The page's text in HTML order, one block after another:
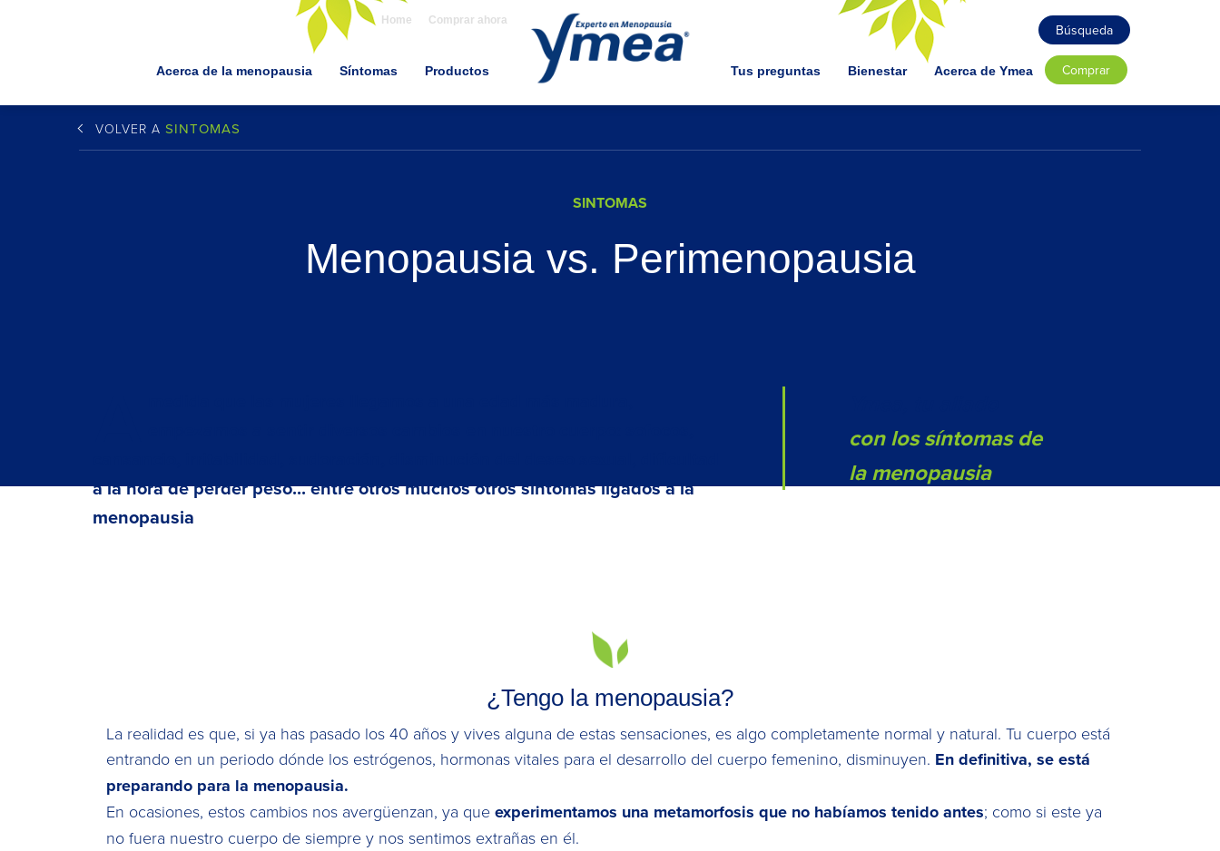
Home Comprar ahora
Acerca de la menopausia Síntomas Productos Tus preguntas Bienestar Acerca de Ymea Comprar
Búsqueda
VOLVER A SINTOMAS
SINTOMAS
Menopausia vs. Perimenopausia
a la hora de perder peso... entre otros muchos otros síntomas ligados a la
menopausia
con los síntomas de
la menopausia
¿Tengo la menopausia?
La realidad es que, si ya has pasado los 40 años y vives alguna de estas sensaciones, es algo completamente normal y natural. Tu cuerpo está
entrando en un periodo dónde los estrógenos, hormonas vitales para el desarrollo del cuerpo femenino, disminuyen. En definitiva, se está
preparando para la menopausia.
En ocasiones, estos cambios nos avergüenzan, ya que experimentamos una metamorfosis que no habíamos tenido antes; como si este ya
no fuera nuestro cuerpo de siempre y nos sentimos extrañas en él.